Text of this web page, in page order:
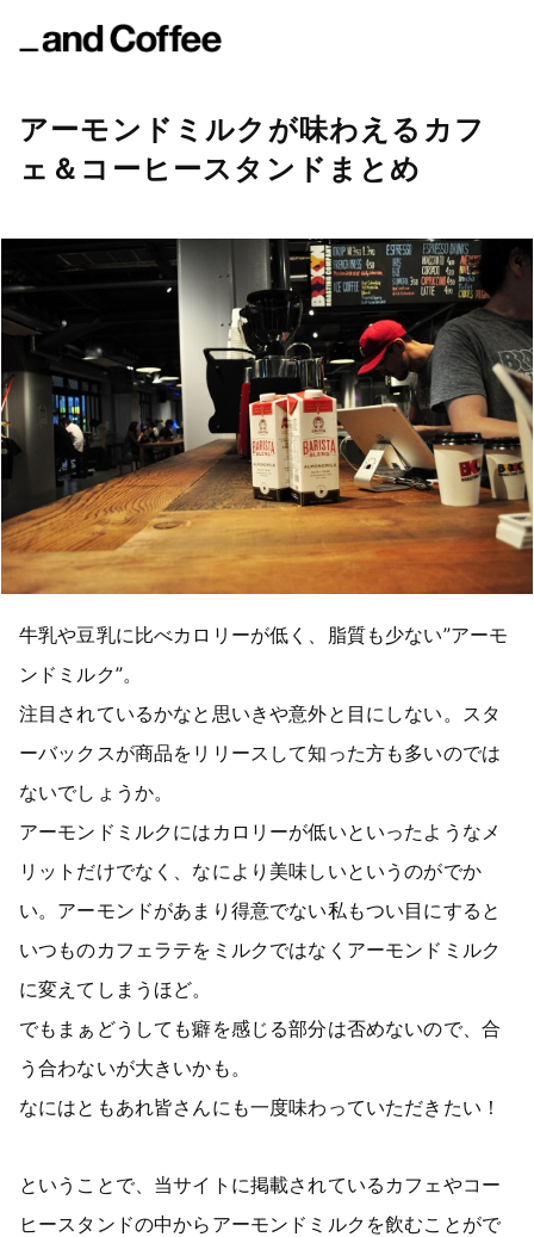
アーモンドミルクが味わえるカフ
ェ＆コーヒースタンドまとめ
牛乳や豆乳に比べカロリーが低く、脂質も少ない”アーモ
ンドミルク”。
注目されているかなと思いきや意外と目にしない。スタ
ーバックスが商品をリリースして知った方も多いのでは
ないでしょうか。
アーモンドミルクにはカロリーが低いといったようなメ
リットだけでなく、なにより美味しいというのがでか
い。アーモンドがあまり得意でない私もつい目にすると
いつものカフェラテをミルクではなくアーモンドミルク
に変えてしまうほど。
でもまぁどうしても癖を感じる部分は否めないので、合
う合わないが大きいかも。
なにはともあれ皆さんにも一度味わっていただきたい！
ということで、当サイトに掲載されているカフェやコー
ヒースタンドの中からアーモンドミルクを飲むことがで